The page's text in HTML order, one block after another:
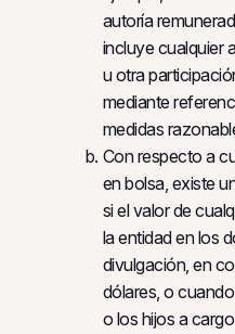
autoría
incluye cualquier
u otra
mediante
medidas
Con respecto a
en bolsa, existe
si el valor de
la entidad en los
divulgación, en
dólares, o
o los hijos a